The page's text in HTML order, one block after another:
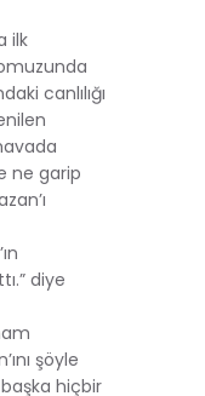
ilk
canlılığı
ne garip
diye
şöyle
başka hiçbir